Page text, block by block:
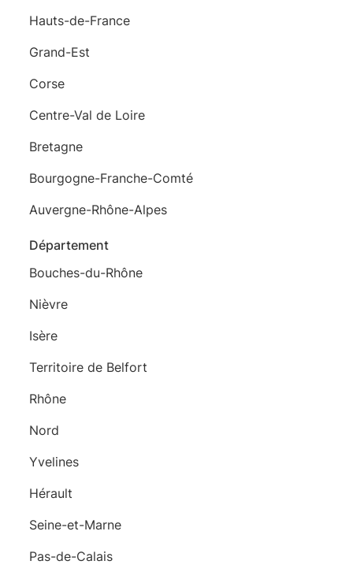
Hauts-de-France
Grand-Est
Corse
Centre-Val de Loire
Bretagne
Bourgogne-Franche-Comté
Auvergne-Rhône-Alpes
Département
Bouches-du-Rhône
Nièvre
Isère
Territoire de Belfort
Rhône
Nord
Yvelines
Hérault
Seine-et-Marne
Pas-de-Calais